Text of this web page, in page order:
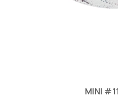
MINI #11